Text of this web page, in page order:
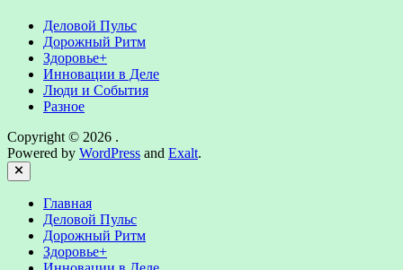
Деловой Пульс
Дорожный Ритм
Здоровье+
Инновации в Деле
Люди и События
Разное
Copyright © 2026 .
Powered by WordPress and Exalt.
Close
Главная
Деловой Пульс
Дорожный Ритм
Здоровье+